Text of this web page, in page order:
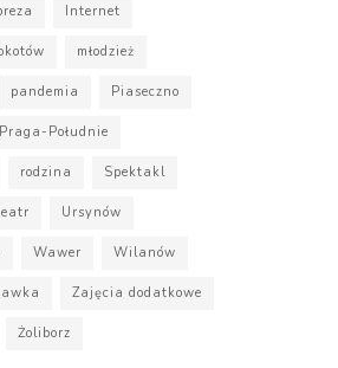
Internet
młodzież
pandemia Piaseczno
Praga-Południe
rodzina Spektakl
Ursynów
Wawer Wilanów
Zajęcia dodatkowe
Żoliborz